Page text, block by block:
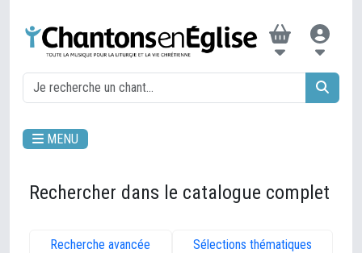
MENU
Rechercher dans le catalogue complet
Recherche avancée
Sélections thématiques